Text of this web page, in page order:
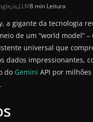
,ia,LLM8 min Leitura
a gigante da tecnologia
de um “world model”
universal que
dados impressionantes,
do Gemini API por